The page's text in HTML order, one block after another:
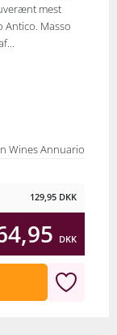
mest
Masso
Wines Annuario
129,95 DKK
DKK